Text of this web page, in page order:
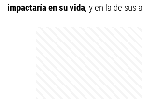
impactaría en su vida, y en la de sus